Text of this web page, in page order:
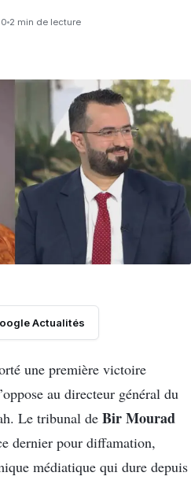
2 min de lecture
Actualités
une première victoire
au directeur général du
Le tribunal de Bir Mourad
dernier pour diffamation,
médiatique qui dure depuis